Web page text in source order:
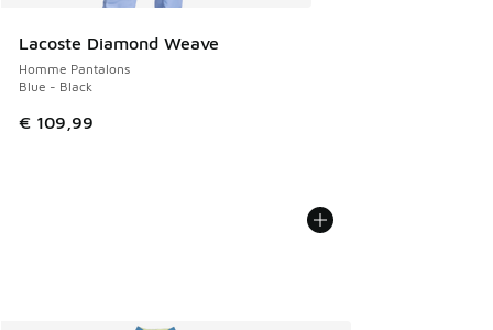
Lacoste Diamond Weave
Homme Pantalons
Blue - Black
€ 109,99